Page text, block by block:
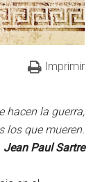
Imprimir
hacen la guerra,
los que mueren.
Jean Paul Sartre